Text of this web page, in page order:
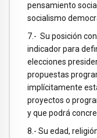
pensamiento
socialismo
7.- Su posición
indicador para
elecciones
propuestas
implícitamente
proyectos o
y que podrá
8.- Su edad,